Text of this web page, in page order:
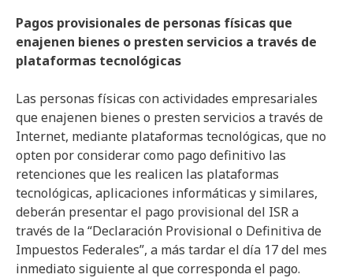
Pagos provisionales de personas físicas que
enajenen bienes o presten servicios a través de
plataformas tecnológicas
Las personas físicas con actividades empresariales
que enajenen bienes o presten servicios a través de
Internet, mediante plataformas tecnológicas, que no
opten por considerar como pago definitivo las
retenciones que les realicen las plataformas
tecnológicas, aplicaciones informáticas y similares,
deberán presentar el pago provisional del ISR a
través de la “Declaración Provisional o Definitiva de
Impuestos Federales”, a más tardar el día 17 del mes
inmediato siguiente al que corresponda el pago.